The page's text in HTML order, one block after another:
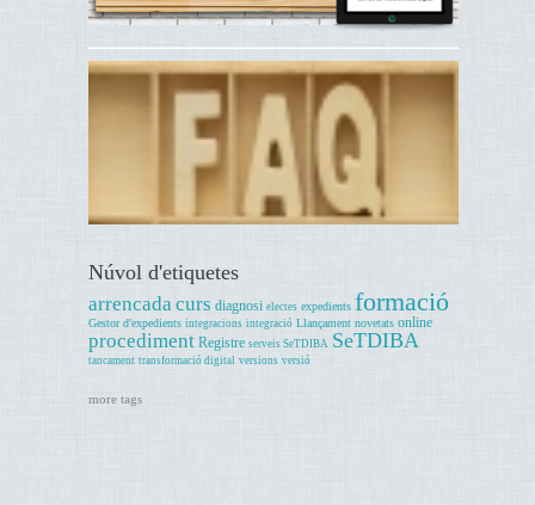
Núvol d'etiquetes
arrencadacurs diagnosi electes expedients formació
Gestor d'expedients integracions integració Llançament novetats online
procediment Registre serveis SeTDIBA SeTDIBA
tancament transformació digital versions versió
more tags